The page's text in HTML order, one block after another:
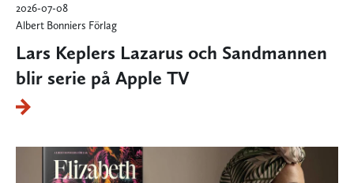
2026-07-08
Albert Bonniers Förlag
Lars Keplers Lazarus och Sandmannen
blir serie på Apple TV